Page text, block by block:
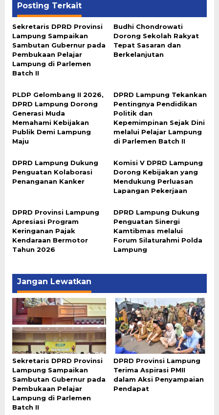
Posting Terkait
Sekretaris DPRD Provinsi
Lampung Sampaikan
Sambutan Gubernur pada
Pembukaan Pelajar
Lampung di Parlemen
Batch II
Budhi Chondrowati
Dorong Sekolah Rakyat
Tepat Sasaran dan
Berkelanjutan
PLDP Gelombang II 2026,
DPRD Lampung Dorong
Generasi Muda
Memahami Kebijakan
Publik Demi Lampung
Maju
DPRD Lampung Tekankan
Pentingnya Pendidikan
Politik dan
Kepemimpinan Sejak Dini
melalui Pelajar Lampung
di Parlemen Batch II
DPRD Lampung Dukung
Penguatan Kolaborasi
Penanganan Kanker
Komisi V DPRD Lampung
Dorong Kebijakan yang
Mendukung Perluasan
Lapangan Pekerjaan
DPRD Provinsi Lampung
Apresiasi Program
Keringanan Pajak
Kendaraan Bermotor
Tahun 2026
DPRD Lampung Dukung
Penguatan Sinergi
Kamtibmas melalui
Forum Silaturahmi Polda
Lampung
Jangan Lewatkan
Sekretaris DPRD Provinsi
Lampung Sampaikan
Sambutan Gubernur pada
Pembukaan Pelajar
Lampung di Parlemen
Batch II
DPRD Provinsi Lampung
Terima Aspirasi PMII
dalam Aksi Penyampaian
Pendapat